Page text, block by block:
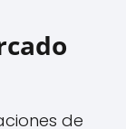
de